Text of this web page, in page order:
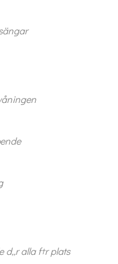
d„r alla f†r plats